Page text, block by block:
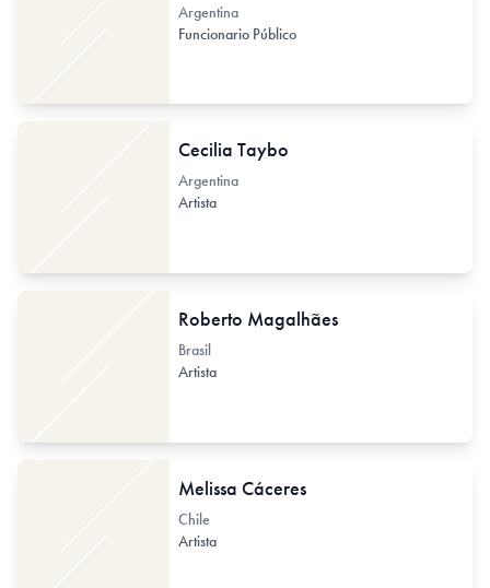
Argentina
Funcionario Público
Cecilia Taybo
Argentina
Artista
Roberto Magalhães
Brasil
Artista
Melissa Cáceres
Chile
Artista